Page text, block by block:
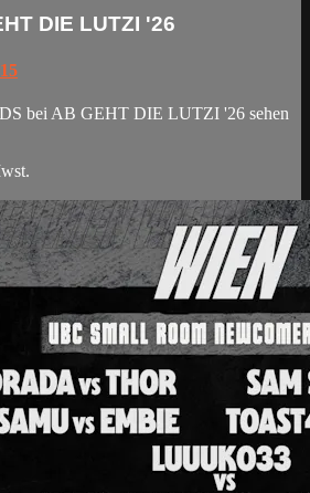
DIE LUTZI '26
bei AB GEHT DIE LUTZI '26 sehen